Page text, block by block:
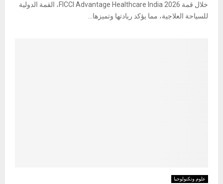
خلال قمة FICCI Advantage Healthcare India 2026، القمة الدولية
للسياحة العلاجية، مما يؤكد ريادتها وتميزها...
علوم وتكنولوجيا